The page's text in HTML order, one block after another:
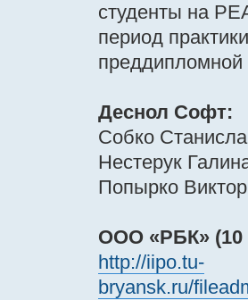
студенты на
период
преддипломной
Деснол Софт:
Собко
Нестерук
Попырко
ООО «РБК» (10
http://iipo.tu-
bryansk.ru/